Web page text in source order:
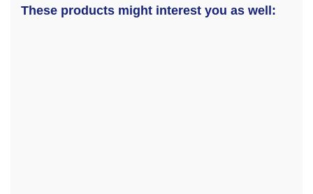
These products might interest you as well: